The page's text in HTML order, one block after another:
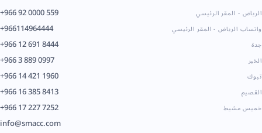
+966 92 0000 559 الرياض - المقر الرئيسي
+966114964444 واتساب الرياض - المقر الرئيسي
+966 12 691 8444 جدة
+966 3 889 0997 الخبر
+966 14 421 1960 تبوك
+966 16 385 8413 القصيم
+966 17 227 7252 خميس مشيط
info@smacc.com